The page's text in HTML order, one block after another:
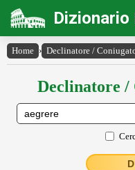
Dizionario
Home › Declinatore /
Declinatore /